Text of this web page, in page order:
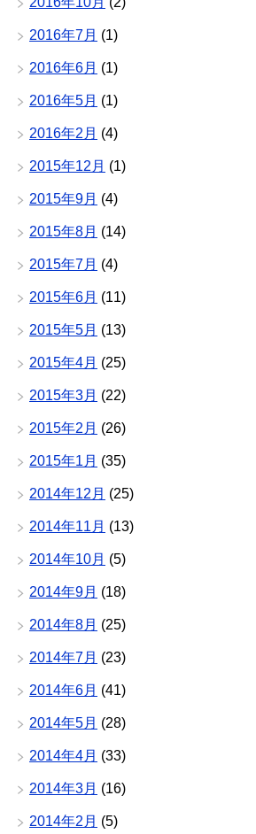
2016年7月 (1)
2016年6月 (1)
2016年5月 (1)
2016年2月 (4)
2015年12月 (1)
2015年9月 (4)
2015年8月 (14)
2015年7月 (4)
2015年6月 (11)
2015年5月 (13)
2015年4月 (25)
2015年3月 (22)
2015年2月 (26)
2015年1月 (35)
2014年12月 (25)
2014年11月 (13)
2014年10月 (5)
2014年9月 (18)
2014年8月 (25)
2014年7月 (23)
2014年6月 (41)
2014年5月 (28)
2014年4月 (33)
2014年3月 (16)
2014年2月 (5)